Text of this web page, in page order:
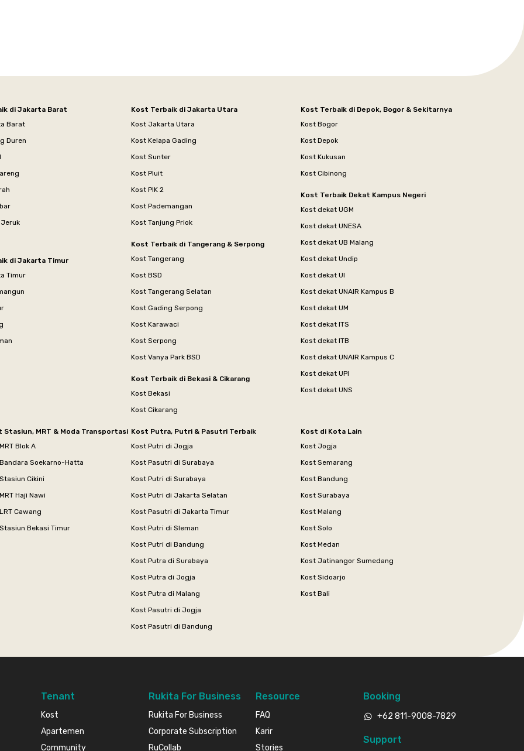
di Jakarta Barat
Barat
Duren
Jeruk
di Jakarta Timur
Timur
Kost Terbaik di Jakarta Utara
Kost Jakarta Utara
Kost Kelapa Gading
Kost Sunter
Kost Pluit
Kost PIK 2
Kost Pademangan
Kost Tanjung Priok
Kost Terbaik di Tangerang & Serpong
Kost Tangerang
Kost BSD
Kost Tangerang Selatan
Kost Gading Serpong
Kost Karawaci
Kost Serpong
Kost Vanya Park BSD
Kost Terbaik di Bekasi & Cikarang
Kost Bekasi
Kost Cikarang
Kost Terbaik di Depok, Bogor & Sekitarnya
Kost Bogor
Kost Depok
Kost Kukusan
Kost Cibinong
Kost Terbaik Dekat Kampus Negeri
Kost dekat UGM
Kost dekat UNESA
Kost dekat UB Malang
Kost dekat Undip
Kost dekat UI
Kost dekat UNAIR Kampus B
Kost dekat UM
Kost dekat ITS
Kost dekat ITB
Kost dekat UNAIR Kampus C
Kost dekat UPI
Kost dekat UNS
Stasiun, MRT & Moda Transportasi
Blok A
Soekarno-Hatta
Cikini
Haji Nawi
Cawang
Bekasi Timur
Kost Putra, Putri & Pasutri Terbaik
Kost Putri di Jogja
Kost Pasutri di Surabaya
Kost Putri di Surabaya
Kost Putri di Jakarta Selatan
Kost Pasutri di Jakarta Timur
Kost Putri di Sleman
Kost Putri di Bandung
Kost Putra di Surabaya
Kost Putra di Jogja
Kost Putra di Malang
Kost Pasutri di Jogja
Kost Pasutri di Bandung
Kost di Kota Lain
Kost Jogja
Kost Semarang
Kost Bandung
Kost Surabaya
Kost Malang
Kost Solo
Kost Medan
Kost Jatinangor Sumedang
Kost Sidoarjo
Kost Bali
Tenant
Kost
Apartemen
Community
Rukita For Business
Rukita For Business
Corporate Subscription
RuCollab
Resource
FAQ
Karir
Stories
Booking
+62 811-9008-7829
Support